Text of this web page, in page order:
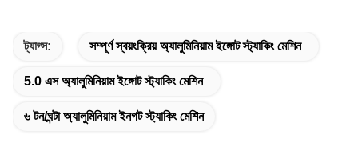
ট্যাগ্স: সম্পূর্ণ স্বয়ংক্রিয় অ্যালুমিনিয়াম ইঙ্গোট স্ট্যাকিং মেশিন
5.0 এস অ্যালুমিনিয়াম ইঙ্গোট স্ট্যাকিং মেশিন
৬ টন/ঘন্টা অ্যালুমিনিয়াম ইনগট স্ট্যাকিং মেশিন